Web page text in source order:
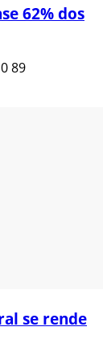
62% dos
089
se rende